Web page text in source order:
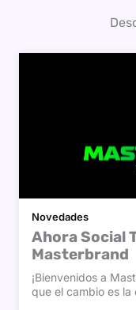
Novedades
Ahora Social
Masterbrand
¡Bienvenidos a
que el cambio es la